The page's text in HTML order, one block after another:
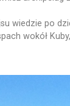
wiedzie po
wokół